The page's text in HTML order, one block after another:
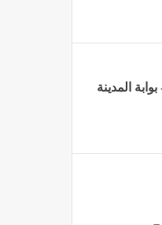
أميركية من طراز "إف-35" - بوابة المدينة